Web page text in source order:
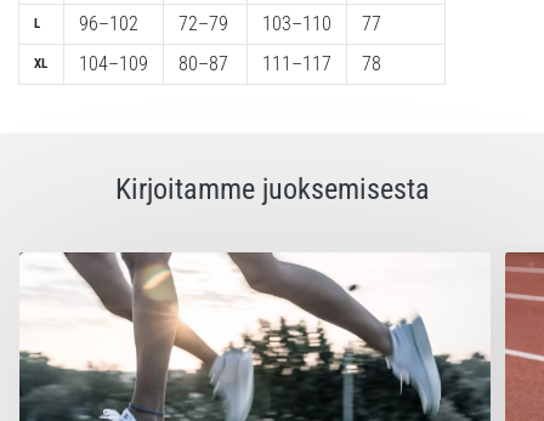
L
XL
96–102
104–109
72–79
80–87
103–110
111–117
77
78
Kirjoitamme juoksemisesta